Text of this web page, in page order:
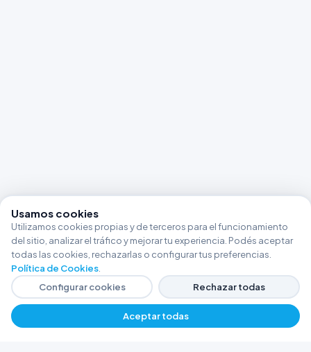
$ 19760,11 + Agregar
Usamos cookies
Utilizamos cookies propias y de terceros para el funcionamiento
del sitio, analizar el tráfico y mejorar tu experiencia. Podés aceptar
todas las cookies, rechazarlas o configurar tus preferencias.
Política de Cookies
Configurar cookies
Rechazar todas
Aceptar todas